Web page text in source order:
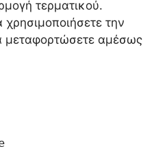
τερματικού.
την
μεταφορτώσετε αμέσως